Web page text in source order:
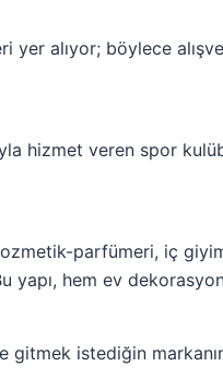
alıyor; böylece
hizmet veren spor
parfümeri, iç
yapı, hem ev
istediğin